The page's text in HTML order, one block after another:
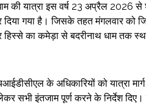
की यात्रा इस वर्ष 23 अप्रैल 2026
दिया गया है। जिसके तहत मंगलवार को
का कमेड़ा से बदरीनाथ धाम तक
के अधिकारियों को यात्रा
सभी इंतजाम पूर्ण करने के निर्देश दिए।